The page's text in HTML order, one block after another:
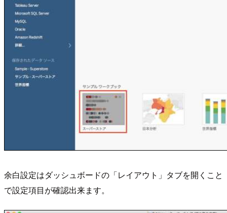
余白設定はダッシュボードの「レイアウト」タブを開くこと
で設定項目が確認出来ます。